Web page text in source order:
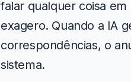
falar qualquer coisa em
exagero. Quando a IA
correspondências, o
sistema.